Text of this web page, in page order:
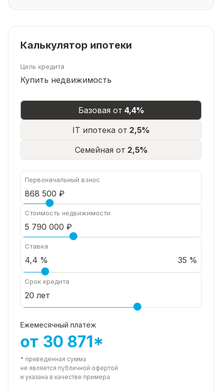
дров и инструментов.
Коммуникации (все центральные и надёжные):
газ: магистральный газ подключён, котёл
вода: центральное водоснабжение + собственный
колодец (гарантированная бесперебойная
канализация: современный автономный септик
(полностью обслуживаемый, без запаха).
Расположение и инфраструктура:
развитый, обжитой и безопасный район с
круглогодичным проживанием соседей;
строится новая поликлиника;
асфальтированная дорога до участка, регулярно
Калькулятор ипотеки
Цель кредита
Купить недвижимость
Базовая от 4,4%
IT ипотека от 2,5%
Семейная от 2,5%
Первоначальный взнос
Стоимость недвижимости
Ставка
35 %
Срок кредита
Ежемесячный платеж
от 30 871*
* приведенная сумма
не является публичной офертой
и указана в качестве примера